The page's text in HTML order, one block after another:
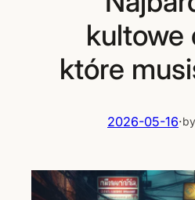
kultowe
które
2026-05-16·by